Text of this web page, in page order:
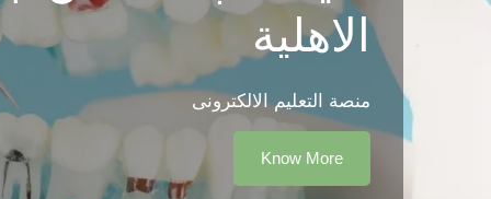
الاهلية
منصة التعليم الالكترونى
Know More